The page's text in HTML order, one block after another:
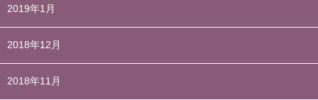
2019年1月
2018年12月
2018年11月